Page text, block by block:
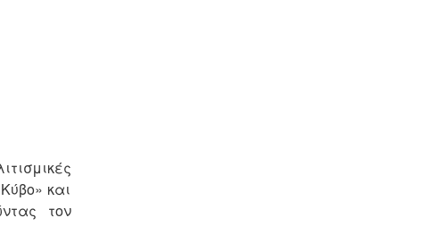
και
τον